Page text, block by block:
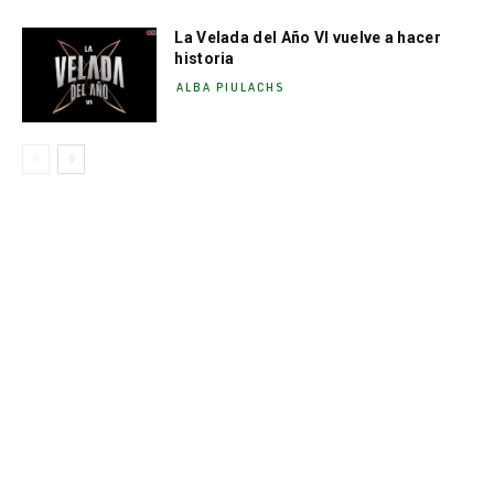
La Velada del Año VI vuelve a hacer
historia
ALBA PIULACHS